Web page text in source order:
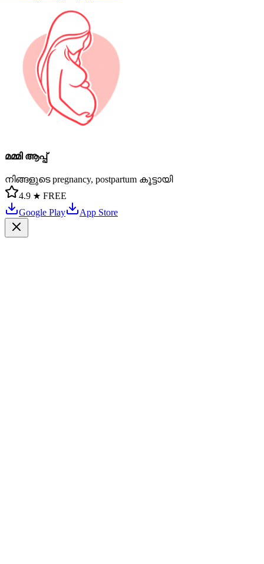
മമ്മി ആപ്പ്
നിങ്ങളുടെ pregnancy, postpartum കൂട്ടായി
4.9 ★ FREE
Google Play
App Store